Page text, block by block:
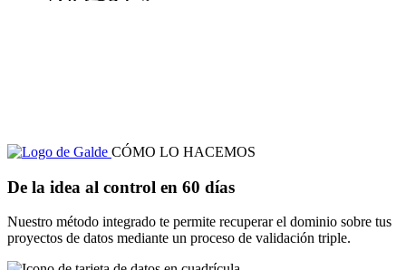
CÓMO LO HACEMOS
De la idea al control en 60 días
Nuestro método integrado te permite recuperar el dominio sobre tus
proyectos de datos mediante un proceso de validación triple.